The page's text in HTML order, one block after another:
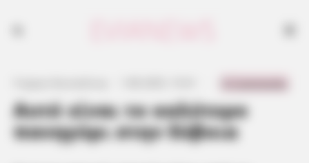
Αυτό είναι το καλύτερο
πανηγύρι στην Εύβοια